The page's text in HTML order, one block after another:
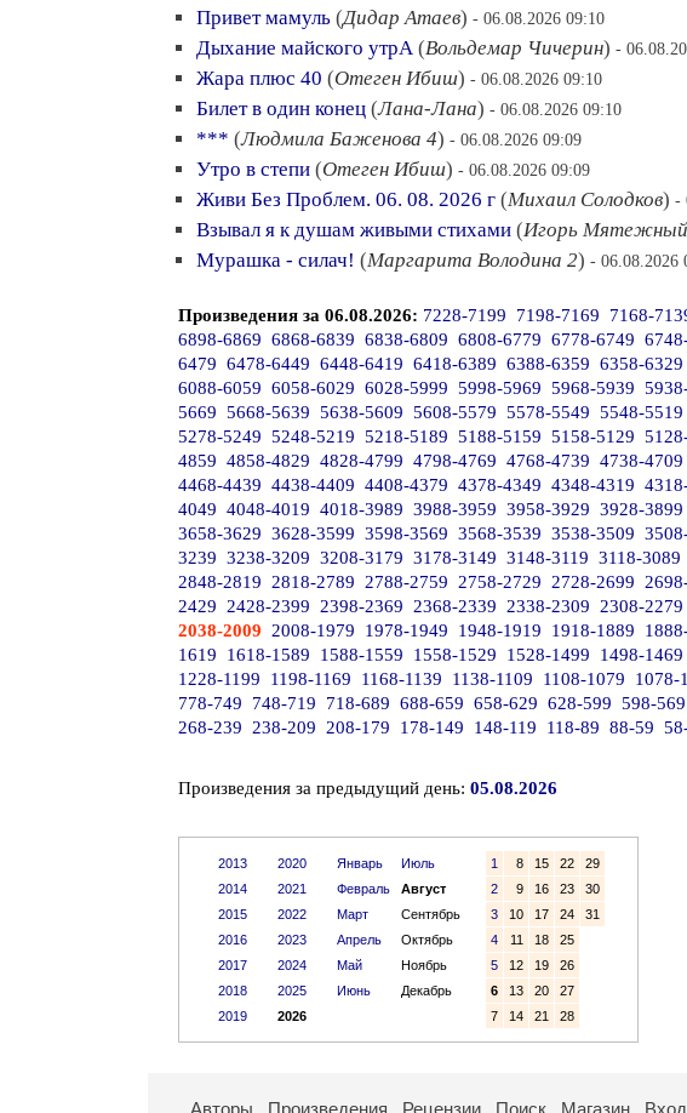
Привет мамуль (Дидар Атаев) - 06.08.2026 09:10
Дыхание майского утрА (Вольдемар Чичерин) -
Жара плюс 40 (Отеген Ибиш) - 06.08.2026 09:10
Билет в один конец (Лана-Лана) - 06.08.2026 09:10
*** (Людмила Баженова 4) - 06.08.2026 09:09
Утро в степи (Отеген Ибиш) - 06.08.2026 09:09
Живи Без Проблем. 06. 08. 2026 г (Михаил Солодков) -
Взывал я к душам живыми стихами (Игорь Мятежный
Мурашка - силач! (Маргарита Володина 2) - 06.08.2026
Произведения за 06.08.2026: 7228-7199 7198-7169 7168-
6898-6869 6868-6839 6838-6809 6808-6779 6778-6749
6479 6478-6449 6448-6419 6418-6389 6388-6359 6358-6329
6088-6059 6058-6029 6028-5999 5998-5969 5968-5939
5669 5668-5639 5638-5609 5608-5579 5578-5549 5548-5519
5278-5249 5248-5219 5218-5189 5188-5159 5158-5129
4859 4858-4829 4828-4799 4798-4769 4768-4739 4738-4709
4468-4439 4438-4409 4408-4379 4378-4349 4348-4319
4049 4048-4019 4018-3989 3988-3959 3958-3929 3928-3899
3658-3629 3628-3599 3598-3569 3568-3539 3538-3509
3239 3238-3209 3208-3179 3178-3149 3148-3119 3118-3089
2848-2819
2818-2789 2788-2759 2758-2729 2728-2699
2429
2428-2399 2398-2369 2368-2339 2338-2309 2308-2279
2038-2009
2008-1979 1978-1949 1948-1919 1918-1889
1619
1618-1589 1588-1559 1558-1529 1528-1499 1498-1469
1228-1199
1198-1169 1168-1139 1138-1109 1108-1079 1078-
778-749
748-719 718-689 688-659 658-629 628-599 598-569
268-239
238-209 208-179 178-149 148-119 118-89 88-59
Произведения за предыдущий день: 05.08.2026
2013
2014
2015
2016
2017
2018
2019
2020
2021
2022
2023
2024
2025
2026
Январь
Июль
Февраль
Август
Март
Сентябрь
Апрель
Октябрь
Май
Ноябрь
Июнь
Декабрь
1 8 15 22
29
2
9 16 23
30
3
10 17 24
31
4
11 18
25
5
12 19
26
6
13 20
27
7
14 21 28
Авторы Произведения Рецензии Поиск Магазин